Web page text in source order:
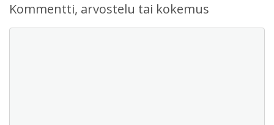
Kommentti, arvostelu tai kokemus